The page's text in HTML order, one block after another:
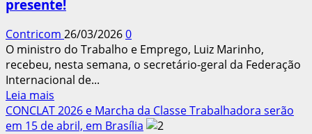
presente!
Contricom 26/03/20260
O ministro do Trabalho e Emprego, Luiz Marinho,
recebeu, nesta semana, o secretário-geral da Federação
Internacional de...
Leia mais
mais
sobre
CONCLAT 2026 e Marcha da Classe Trabalhadora serão
em 15 de abril, em Brasília